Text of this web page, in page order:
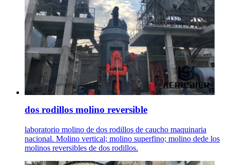
dos rodillos molino reversible
laboratorio molino de dos rodillos de caucho maquinaria
nacional. Molino vertical; molino superfino; molino dede los
molinos reversibles de dos rodillos.